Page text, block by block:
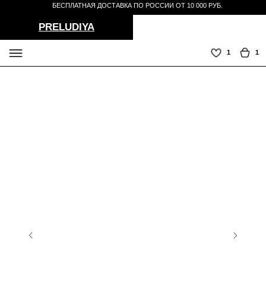
БЕСПЛАТНАЯ ДОСТАВКА ПО РОССИИ ОТ 10 000 РУБ.